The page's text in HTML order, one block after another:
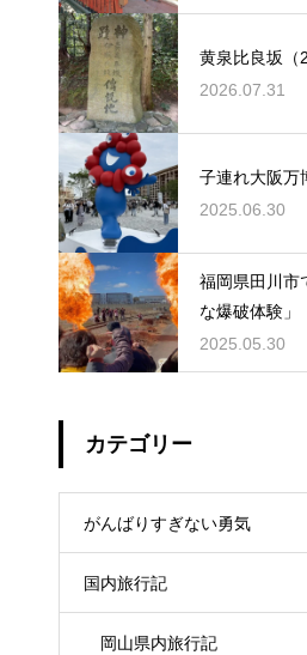
黄泉比良坂（
2026.07.31
子連れ大阪万
2025.06.30
福岡県田川市
な爆破体験」
2025.05.30
カテゴリー
がんばりすぎない勇気
国内旅行記
岡山県内旅行記